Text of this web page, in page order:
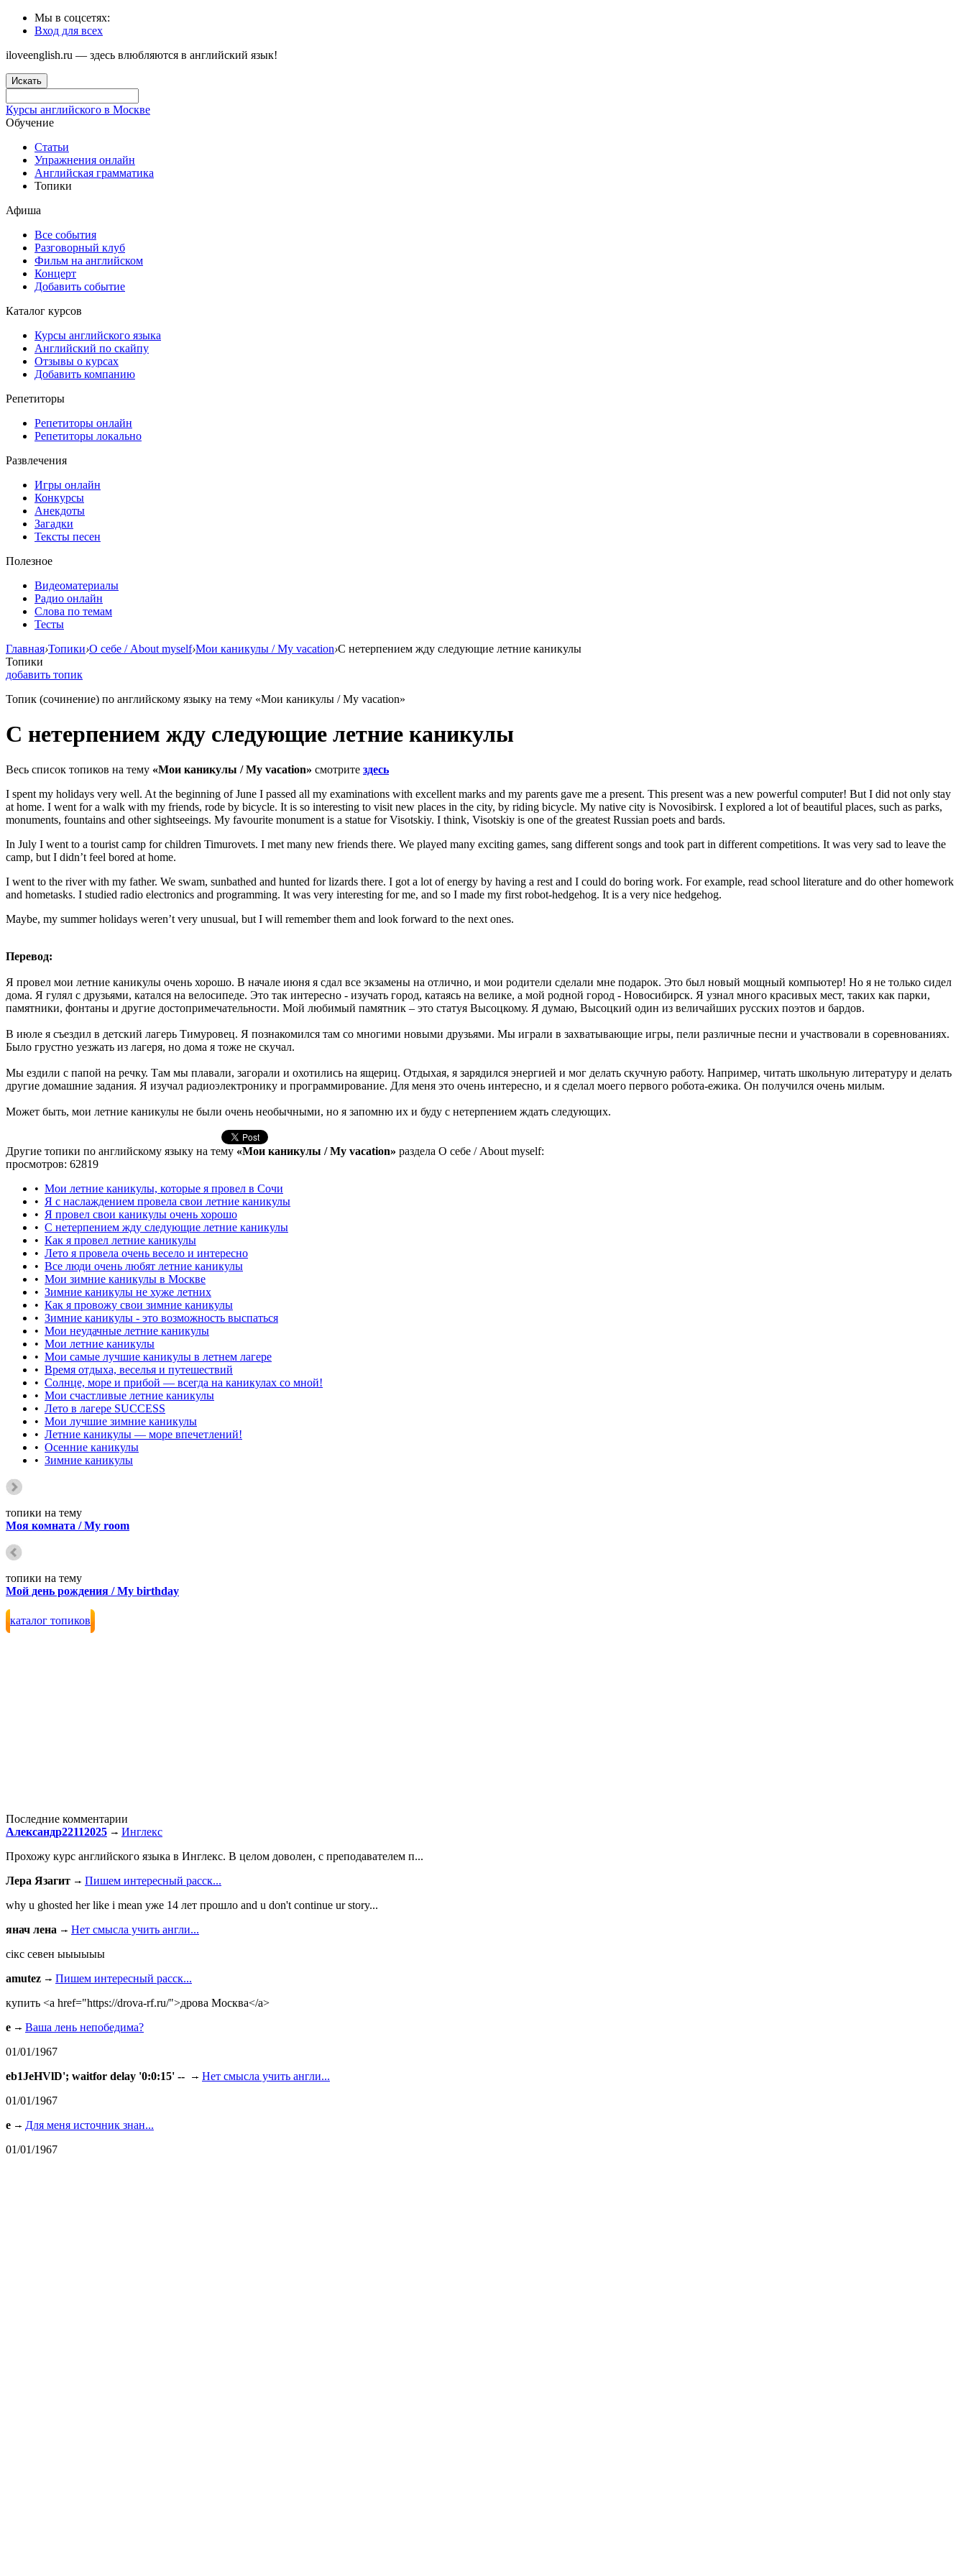
Мы в соцсетях:
Вход для всех
iloveenglish.ru — здесь влюбляются в английский язык!
Искать
Курсы английского в Москве
Обучение
Статьи
Упражнения онлайн
Английская грамматика
Топики
Афиша
Все события
Разговорный клуб
Фильм на английском
Концерт
Добавить событие
Каталог курсов
Курсы английского языка
Английский по скайпу
Отзывы о курсах
Добавить компанию
Репетиторы
Репетиторы онлайн
Репетиторы локально
Развлечения
Игры онлайн
Конкурсы
Анекдоты
Загадки
Тексты песен
Полезное
Видеоматериалы
Радио онлайн
Слова по темам
Тесты
Главная›Топики›О себе / About myself›Мои каникулы / My vacation›С нетерпением жду следующие летние каникулы
Топики
добавить топик
Топик (сочинение) по английскому языку на тему «Мои каникулы / My vacation»
С нетерпением жду следующие летние каникулы
Весь список топиков на тему «Мои каникулы / My vacation» смотрите здесь
I spent my holidays very well. At the beginning of June I passed all my examinations with excellent marks and my parents gave me a present. This present was a new powerful computer! But I did not only stay
at home. I went for a walk with my friends, rode by bicycle. It is so interesting to visit new places in the city, by riding bicycle. My native city is Novosibirsk. I explored a lot of beautiful places, such as parks,
monuments, fountains and other sightseeings. My favourite monument is a statue for Visotskiy. I think, Visotskiy is one of the greatest Russian poets and bards.
In July I went to a tourist camp for children Timurovets. I met many new friends there. We played many exciting games, sang different songs and took part in different competitions. It was very sad to leave the
camp, but I didn’t feel bored at home.
I went to the river with my father. We swam, sunbathed and hunted for lizards there. I got a lot of energy by having a rest and I could do boring work. For example, read school literature and do other homework
and hometasks. I studied radio electronics and programming. It was very interesting for me, and so I made my first robot-hedgehog. It is a very nice hedgehog.
Maybe, my summer holidays weren’t very unusual, but I will remember them and look forward to the next ones.
Перевод:
Я провел мои летние каникулы очень хорошо. В начале июня я сдал все экзамены на отлично, и мои родители сделали мне подарок. Это был новый мощный компьютер! Но я не только сидел
дома. Я гулял с друзьями, катался на велосипеде. Это так интересно - изучать город, катаясь на велике, а мой родной город - Новосибирск. Я узнал много красивых мест, таких как парки,
памятники, фонтаны и другие достопримечательности. Мой любимый памятник – это статуя Высоцкому. Я думаю, Высоцкий один из величайших русских поэтов и бардов.
В июле я съездил в детский лагерь Тимуровец. Я познакомился там со многими новыми друзьями. Мы играли в захватывающие игры, пели различные песни и участвовали в соревнованиях.
Было грустно уезжать из лагеря, но дома я тоже не скучал.
Мы ездили с папой на речку. Там мы плавали, загорали и охотились на ящериц. Отдыхая, я зарядился энергией и мог делать скучную работу. Например, читать школьную литературу и делать
другие домашние задания. Я изучал радиоэлектронику и программирование. Для меня это очень интересно, и я сделал моего первого робота-ежика. Он получился очень милым.
Может быть, мои летние каникулы не были очень необычными, но я запомню их и буду с нетерпением ждать следующих.
Другие топики по английскому языку на тему «Мои каникулы / My vacation» раздела О себе / About myself:
просмотров: 62819
• Мои летние каникулы, которые я провел в Сочи
• Я с наслаждением провела свои летние каникулы
• Я провел свои каникулы очень хорошо
• С нетерпением жду следующие летние каникулы
• Как я провел летние каникулы
• Лето я провела очень весело и интересно
• Все люди очень любят летние каникулы
• Мои зимние каникулы в Москве
• Зимние каникулы не хуже летних
• Как я провожу свои зимние каникулы
• Зимние каникулы - это возможность выспаться
• Мои неудачные летние каникулы
• Мои летние каникулы
• Мои самые лучшие каникулы в летнем лагере
• Время отдыха, веселья и путешествий
• Солнце, море и прибой — всегда на каникулах со мной!
• Мои счастливые летние каникулы
• Лето в лагере SUCCESS
• Мои лучшие зимние каникулы
• Летние каникулы — море впечетлений!
• Осенние каникулы
• Зимние каникулы
топики на тему
Моя комната / My room
топики на тему
Мой день рождения / My birthday
каталог топиков
Последние комментарии
Александр22112025
Инглекс
Прохожу курс английского языка в Инглекс. В целом доволен, с преподавателем п...
Лера Язагит
Пишем интересный расск...
why u ghosted her like i mean уже 14 лет прошло and u don't continue ur story...
янач лена
Нет смысла учить англи...
сiкс севен ыыыыыы
amutez
Пишем интересный расск...
купить <a href="https://drova-rf.ru/">дрова Москва</a>
e
Ваша лень непобедима?
01/01/1967
eb1JeHVlD'; waitfor delay '0:0:15' --
Нет смысла учить англи...
01/01/1967
e
Для меня источник знан...
01/01/1967